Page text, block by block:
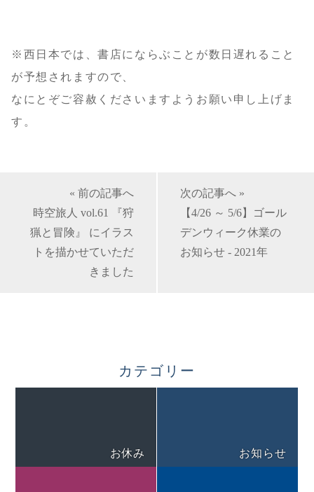
※西日本では、書店にならぶことが数日遅れること
が予想されますので、
なにとぞご容赦くださいますようお願い申し上げま
す。
« 前の記事へ
時空旅人 vol.61 『狩
猟と冒険』 にイラス
トを描かせていただ
きました
次の記事へ »
【4/26 ～ 5/6】ゴール
デンウィーク休業の
お知らせ - 2021年
カテゴリー
お休み お知らせ